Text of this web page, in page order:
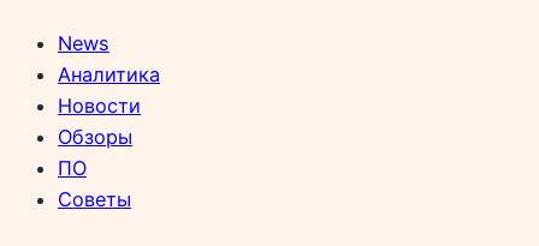
News
Аналитика
Новости
Обзоры
ПО
Советы